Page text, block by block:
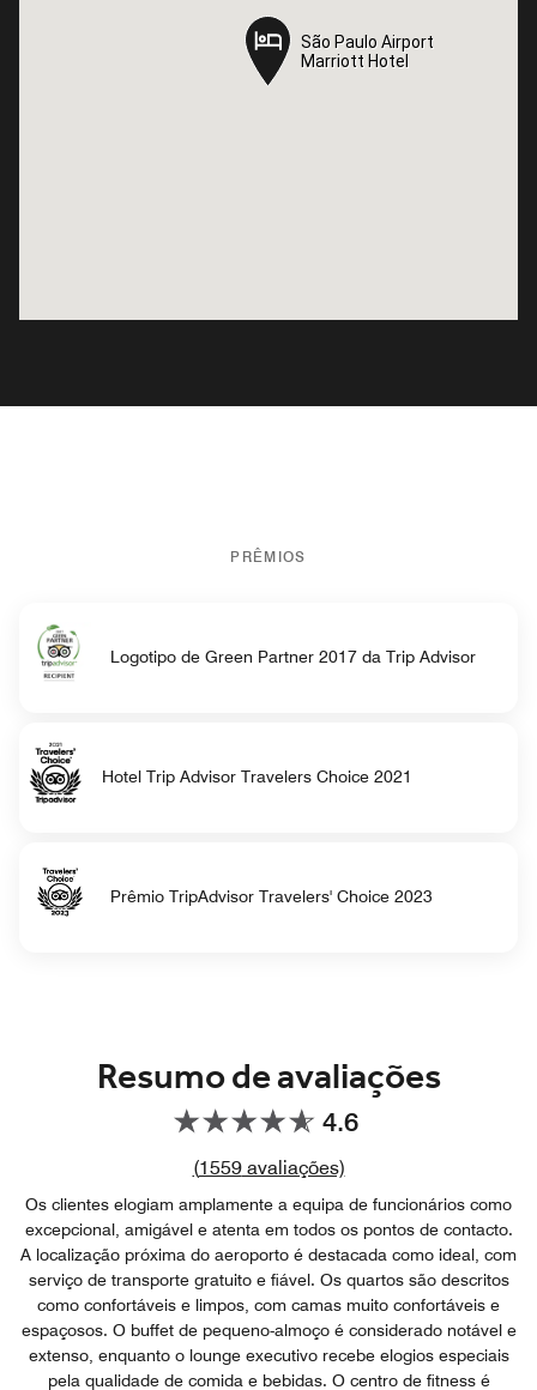
São Paulo Airport
Marriott Hotel
São Paulo Airport
Marriott Hotel
PRÊMIOS
Logotipo de Green Partner 2017 da Trip Advisor
Hotel Trip Advisor Travelers Choice 2021
Prêmio TripAdvisor Travelers' Choice 2023
Resumo de avaliações
4.6
(1559avaliações)Link para as
Os clientes elogiam amplamente a equipa de funcionários como
excepcional, amigável e atenta em todos os pontos de contacto.
A localização próxima do aeroporto é destacada como ideal, com
serviço de transporte gratuito e fiável. Os quartos são descritos
como confortáveis e limpos, com camas muito confortáveis e
espaçosos. O buffet de pequeno-almoço é considerado notável e
extenso, enquanto o lounge executivo recebe elogios especiais
pela qualidade de comida e bebidas. O centro de fitness é